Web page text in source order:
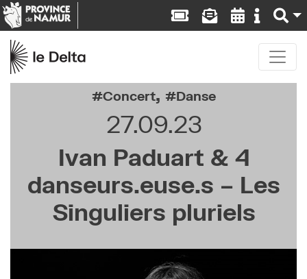
Concert, Danse
27.09.23
Ivan Paduart & 4
danseurs.euse.s – Les
Singuliers pluriels